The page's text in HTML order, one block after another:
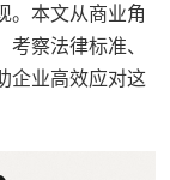
。本文从商业角
察法律标准、
企业高效应对这